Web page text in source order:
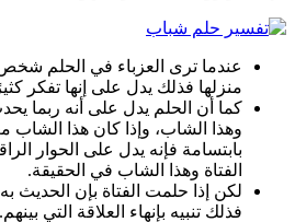
عندما ترى العزباء في الحلم
منزلها فذلك يدل على إنها تفكر
كما أن الحلم يدل على أنه ربما
وهذا الشاب، وإذا كان هذا الشاب
بابتسامة فإنه يدل على الحوار
الفتاة وهذا الشاب في الحقيقة.
لكن إذا حلمت الفتاة بإن الحديث
فذلك تنبيه بإنهاء العلاقة التي بينهم.